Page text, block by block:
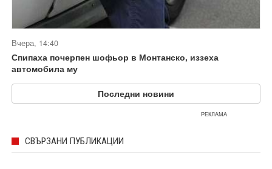
Вчера, 14:40
Спипаха почерпен шофьор в Монтанско, иззеха
автомобила му
Последни новини
РЕКЛАМА
СВЪРЗАНИ ПУБЛИКАЦИИ